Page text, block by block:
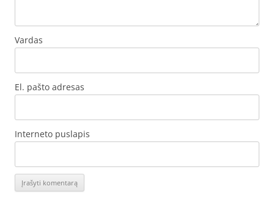
Vardas
El. pašto adresas
Interneto puslapis